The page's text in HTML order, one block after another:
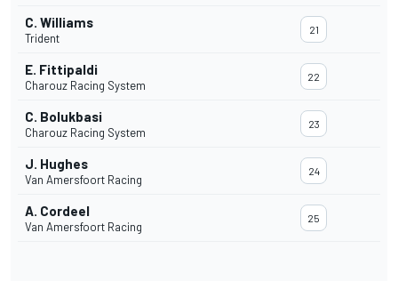
C. Williams
Trident
21
E. Fittipaldi
Charouz Racing System
22
C. Bolukbasi
Charouz Racing System
23
J. Hughes
Van Amersfoort Racing
24
A. Cordeel
Van Amersfoort Racing
25